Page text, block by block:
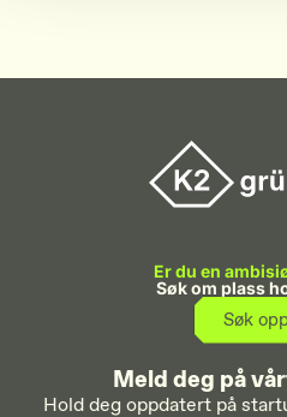
Er du en
Søk om plass
Søk
Meld deg på
Hold deg oppdatert på